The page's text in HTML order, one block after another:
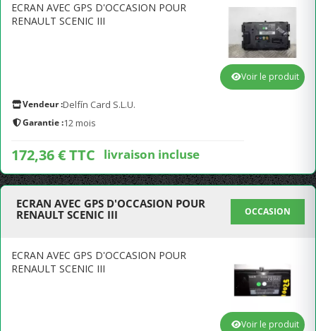
ECRAN AVEC GPS D'OCCASION POUR
RENAULT SCENIC III
Vendeur :Delfín Card S.L.U.
Garantie :12 mois
172,36 € TTC livraison incluse
Voir le produit
ECRAN AVEC GPS D'OCCASION POUR
RENAULT SCENIC III
OCCASION
ECRAN AVEC GPS D'OCCASION POUR
RENAULT SCENIC III
Voir le produit